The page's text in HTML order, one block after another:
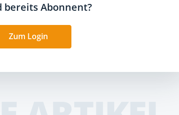
bereits Abonnent?
Zum Login